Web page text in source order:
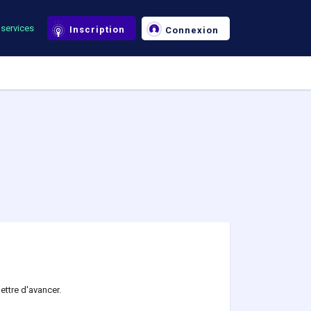
Inscription Connexion
d'avancer.